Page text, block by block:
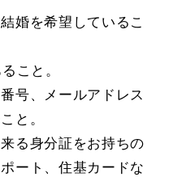
婚を希望しているこ
こと。
号、メールアドレス
と。
る身分証をお持ちの
ート、住基カードな